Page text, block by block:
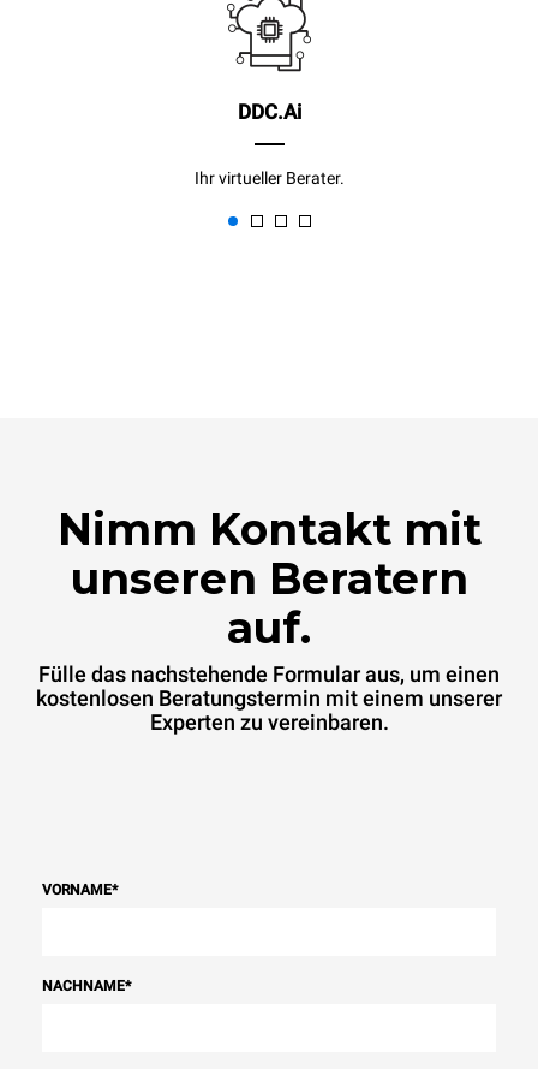
DDC.Ai
Ihr virtueller Berater.
Nimm Kontakt mit
unseren Beratern
auf.
Fülle das nachstehende Formular aus, um einen
kostenlosen Beratungstermin mit einem unserer
Experten zu vereinbaren.
VORNAME*
NACHNAME*